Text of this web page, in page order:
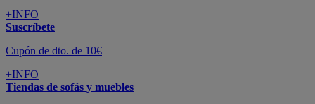
+INFO
Suscríbete
Cupón de dto. de 10€
+INFO
Tiendas de sofás y muebles